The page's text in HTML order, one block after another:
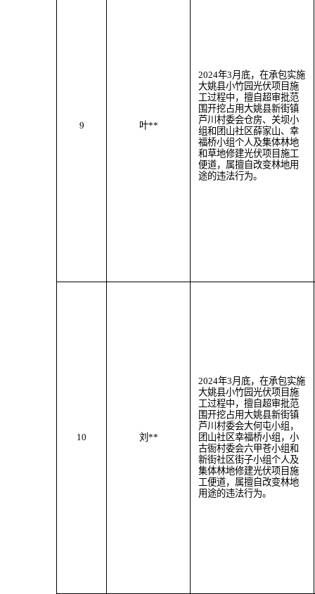
9 叶**
2024年3月 底， 在承包实施
大姚县小竹园光伏项目施
工过程中， 擅自超审批范
围开挖占用大姚县新街镇
芦川村委会仓房、关坝小
组和团山社区薛家山、幸
福桥小组个人及集体林地
和草地修建光伏项目施工
便道，属擅自改变林地用
途的违法行为。
10 刘 **
2024年3月 底， 在承包实施
大姚县小竹园光伏项目施
工过程中， 擅自超审批范
围开挖占用大姚县新街镇
芦川村委会大何屯小组，
团山社区幸福桥小组，小
古衙村委会六甲苍小组和
新街社区街子小组个人及
集体林地修建光伏项目施
工便道，属擅自改变林地
用途的违法行为。